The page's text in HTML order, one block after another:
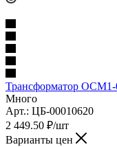
Трансформатор ОСМ1-
Много
Арт.: ЦБ-00010620
2 449.50 ₽/шт
Варианты цен